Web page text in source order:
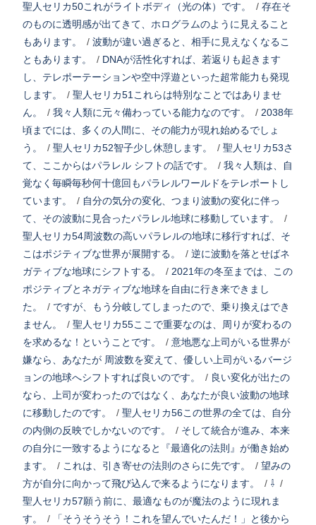
聖人セリカ50これがライトボディ（光の体）です。
/ 存在そ
のものに透明感が出てきて、ホログラムのように見えること
もあります。
/ 波動が違い過ぎると、相手に見えなくなるこ
ともあります。
/ DNAが活性化すれば、若返りも起きます
し、テレポーテーションや空中浮遊といった超常能力も発現
します。
/ 聖人セリカ51これらは特別なことではありませ
ん。
/ 我々人類に元々備わっている能力なのです。 / 2038年
頃までには、多くの人間に、その能力が現れ始めるでしょ
う。
/ 聖人セリカ52智子少し休憩します。 / 聖人セリカ53さ
て、ここからはパラレル シフトの話です。
/ 我々人類は、自
覚なく毎瞬毎秒何十億回もパラレルワールドをテレポートし
ています。
/ 自分の気分の変化、つまり波動の変化に伴っ
て、その波動に見合ったパラレル地球に移動しています。
/
聖人セリカ54周波数の高いパラレルの地球に移行すれば、そ
こはポジティブな世界が展開する。
/ 逆に波動を落とせばネ
ガティブな地球にシフトする。
/ 2021年の冬至までは、この
ポジティブとネガティブな地球を自由に行き来できまし
た。
/ ですが、もう分岐してしまったので、乗り換えはでき
ません。
/ 聖人セリカ55ここで重要なのは、周りが変わるの
を求めるな！ということです。
/ 意地悪な上司がいる世界が
嫌なら、あなたが 周波数を変えて、優しい上司がいるバージ
ョンの地球へシフトすれば良いのです。
/ 良い変化が出たの
なら、上司が変わったのではなく、あなたが良い波動の地球
に移動したのです。
/ 聖人セリカ56この世界の全ては、自分
の内側の反映でしかないのです。
/ そして統合が進み、本来
の自分に一致するようになると『最適化の法則』が働き始め
ます。
/ これは、引き寄せの法則のさらに先です。 / 望みの
方が自分に向かって飛び込んで来るようになります。
/ ⇩ /
聖人セリカ57願う前に、最適なものが魔法のように現れま
す。
/ 「そうそうそう！これを望んでいたんだ！」と後から